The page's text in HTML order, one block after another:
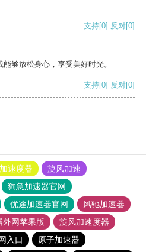
支持[0] 反对[0]
够放松身心，享受美好时光。
支持[0] 反对[0]
速度器
旋风加速
狗急加速器官网
优途加速器官网
风驰加速器
外网苹果版
旋风加速度器
入口
原子加速器